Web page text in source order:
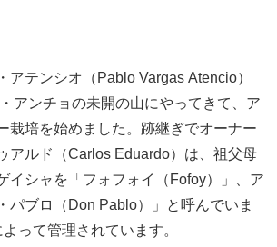
アテンシオ（Pablo Vargas Atencio）
アンチョの未開の山にやってきて、ア
栽培を始めました。跡継ぎでオーナー
アルド（Carlos Eduardo）は、祖父母
イシャを「フォフォイ（Fofoy）」、ア
パブロ（Don Pablo）」と呼んでいま
って管理されています。